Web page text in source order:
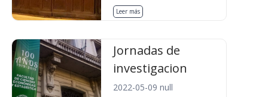
Leer más
Jornadas de
investigacion
2022-05-09 null